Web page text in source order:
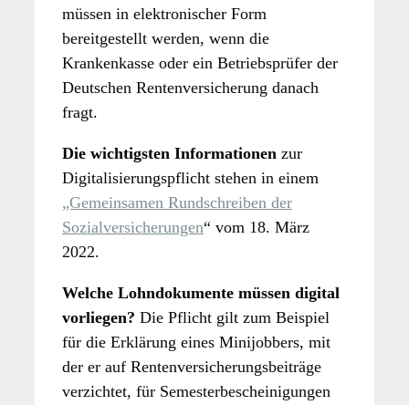
müssen in elektronischer Form
bereitgestellt werden, wenn die
Krankenkasse oder ein Betriebsprüfer der
Deutschen Rentenversicherung danach
fragt.
Die wichtigsten Informationen zur
Digitalisierungspflicht stehen in einem
„Gemeinsamen Rundschreiben der
Sozialversicherungen“ vom 18. März
2022.
Welche Lohndokumente müssen digital
vorliegen? Die Pflicht gilt zum Beispiel
für die Erklärung eines Minijobbers, mit
der er auf Rentenversicherungsbeiträge
verzichtet, für Semesterbescheinigungen